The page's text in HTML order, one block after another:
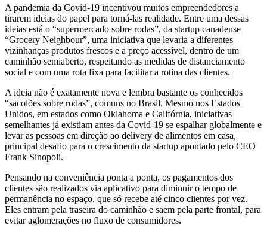
A pandemia da Covid-19 incentivou muitos empreendedores a
tirarem ideias do papel para torná-las realidade. Entre uma dessas
ideias está o “supermercado sobre rodas”, da startup canadense
“Grocery Neighbour”, uma iniciativa que levaria a diferentes
vizinhanças produtos frescos e a preço acessível, dentro de um
caminhão semiaberto, respeitando as medidas de distanciamento
social e com uma rota fixa para facilitar a rotina das clientes.
A ideia não é exatamente nova e lembra bastante os conhecidos
“sacolões sobre rodas”, comuns no Brasil. Mesmo nos Estados
Unidos, em estados como Oklahoma e Califórnia, iniciativas
semelhantes já existiam antes da Covid-19 se espalhar globalmente e
levar as pessoas em direção ao delivery de alimentos em casa,
principal desafio para o crescimento da startup apontado pelo CEO
Frank Sinopoli.
Pensando na conveniência ponta a ponta, os pagamentos dos
clientes são realizados via aplicativo para diminuir o tempo de
permanência no espaço, que só recebe até cinco clientes por vez.
Eles entram pela traseira do caminhão e saem pela parte frontal, para
evitar aglomerações no fluxo de consumidores.